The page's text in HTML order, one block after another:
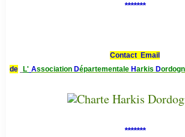
*******
Contact Email
de
L' Association Départementale Harkis D
*******